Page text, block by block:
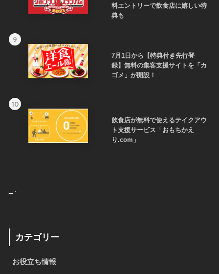
料エントリーで飲食店に嬉しい特
典も
9
7月1日から【特典付き先行登
録】無料の集客支援サイトを「カ
ゴメ」が開設！
10
飲食店が無料で使えるテイクアウ
ト支援サービス「おもちかえ
り.com」
.
カテゴリー
お役立ち情報